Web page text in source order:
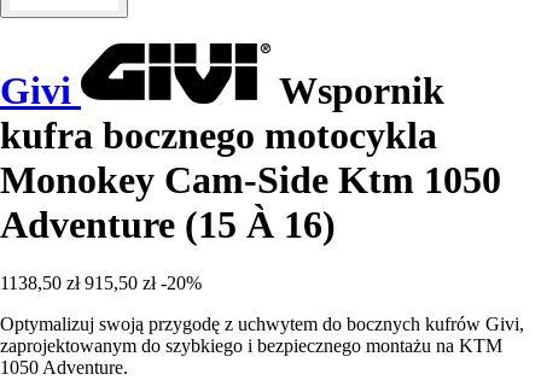
Givi
Wspornik
kufra bocznego motocykla
Monokey Cam-Side Ktm 1050
Adventure (15 À 16)
1138,50 zł 915,50 zł -20%
Optymalizuj swoją przygodę z uchwytem do bocznych kufrów Givi,
zaprojektowanym do szybkiego i bezpiecznego montażu na KTM
1050 Adventure.